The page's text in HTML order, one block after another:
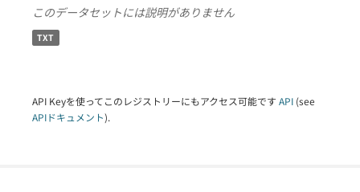
このデータセットには説明がありません
TXT
API Keyを使ってこのレジストリーにもアクセス可能です API (see
APIドキュメント).